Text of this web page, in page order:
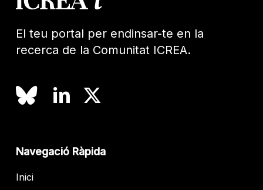
El teu portal per endinsar-te en la
recerca de la Comunitat ICREA.
Navegació Ràpida
Inici